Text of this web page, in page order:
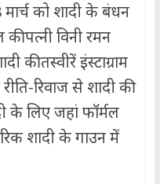
को शादी के बंधन
पत्नी विनी रमन
तस्वीरें इंस्टाग्राम
रिवाज से शादी की
के लिए जहां फॉर्मल
शादी के गाउन में